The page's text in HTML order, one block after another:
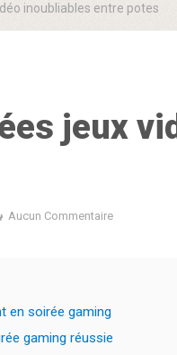
inoubliables entre potes
jeux
Aucun Commentaire
en soirée gaming
gaming réussie